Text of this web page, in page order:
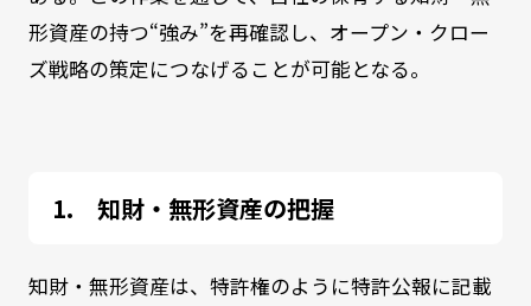
形資産の持つ“強み”を再確認し、オープン・クロー
ズ戦略の策定につなげることが可能となる。
知財・無形資産の把握
知財・無形資産は、特許権のように特許公報に記載